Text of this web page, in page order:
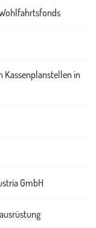
Kassenplanstellen in
GmbH